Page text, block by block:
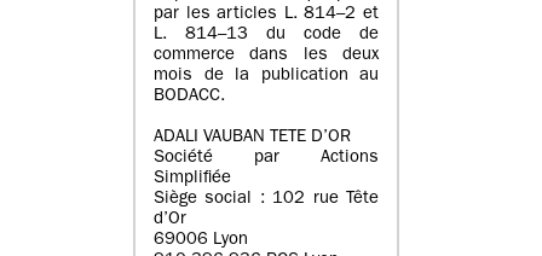
par les articles L. 814–2 et
L. 814–13 du code de
commerce dans les deux
mois de la publication au
BODACC.
ADALI VAUBAN TETE D’OR
Société par Actions
Simplifiée
Siège social : 102 rue Tête
d’Or
69006 Lyon